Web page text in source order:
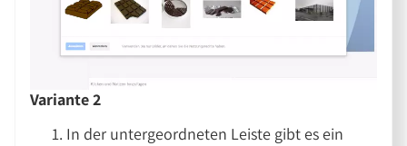
Variante 2
In der untergeordneten Leiste gibt es ein